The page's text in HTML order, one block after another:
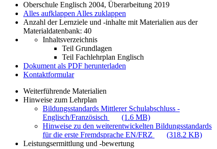
Oberschule Englisch 2004, Überarbeitung 2019
Alles aufklappen Alles zuklappen
Anzahl der Lernziele und -inhalte mit Materialien aus der
Materialdatenbank: 40
Inhaltsverzeichnis
Teil Grundlagen
Teil Fachlehrplan Englisch
Dokument als PDF herunterladen
Kontaktformular
Weiterführende Materialien
Hinweise zum Lehrplan
Bildungsstandards Mittlerer Schulabschluss -
Englisch/Französisch
(1.6 MB)
Hinweise zu den weiterentwickelten Bildungsstandards
für die erste Fremdsprache EN/FRZ
(318.2 KB)
Leistungsermittlung und -bewertung